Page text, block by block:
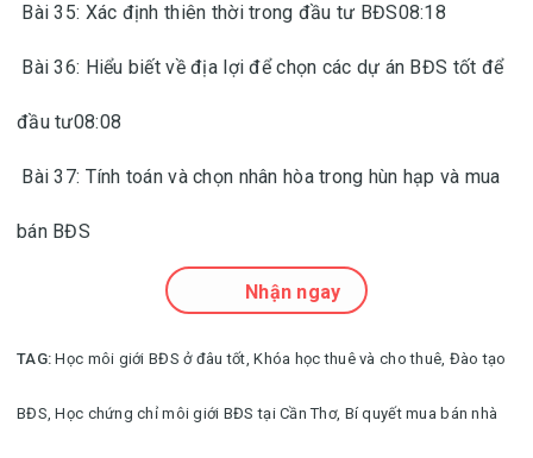
Bài 35: Xác định thiên thời trong đầu tư BĐS08:18
Bài 36: Hiểu biết về địa lợi để chọn các dự án BĐS tốt để
đầu tư08:08
Bài 37: Tính toán và chọn nhân hòa trong hùn hạp và mua
bán BĐS
Nhận ngay
TAG:Học môi giới BĐS ở đâu tốt,Khóa học thuê và cho thuê, Đào tạo
BĐS,Học chứng chỉ môi giới BĐS tại Cần Thơ, Bí quyết mua bán nhà